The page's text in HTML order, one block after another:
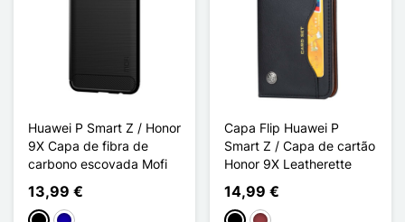
Huawei P Smart Z / Honor
9X Capa de fibra de
carbono escovada Mofi
13,99 €
Capa Flip Huawei P
Smart Z / Capa de cartão
Honor 9X Leatherette
14,99 €